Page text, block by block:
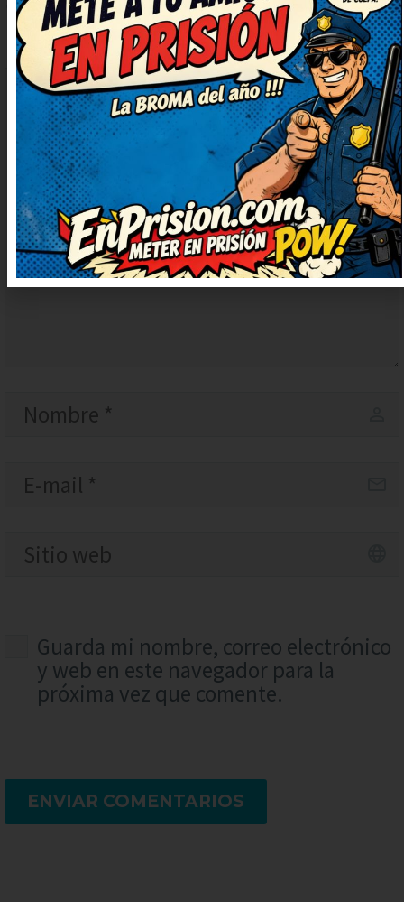
Guarda mi nombre, correo electrónico
y web en este navegador para la
próxima vez que comente.
ENVIAR COMENTARIOS